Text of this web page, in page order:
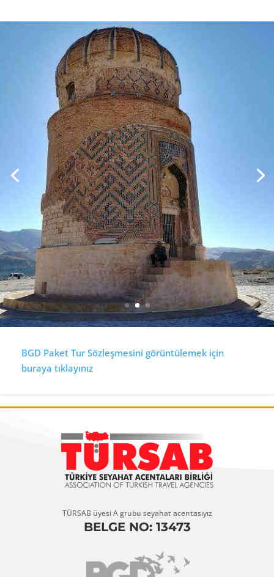
BGD Paket Tur Sözleşmesini görüntülemek için
buraya tıklayınız
TÜRSAB üyesi A grubu seyahat acentasıyız
BELGE NO: 13473